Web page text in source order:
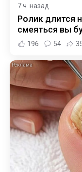
7 ч. назад
Ролик длится
смеяться вы
196 54